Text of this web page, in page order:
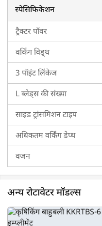
ताकि फसलों को उचित पोषक
एग्रीकोस SCRT-5 के
एग्रीकोस SCRT-5 एक 5
एल ब्लेड की कुल संख्या 36
एग्रीकोस SCRT-5 में
इस रोटावेटर मॉडल का कुल
यहआयशर 557,स्वराज
भारत में एग्रीकोस SCRT-5
भारत में एग्रीकोस SCRT-5
रोटावेटर मॉडल का भरोसेमंद
एग्रीकोस SCRT-5 के लिए
ट्रैक्टरकारवां एग्रीकोस SCRT-5
स्पेसिफिकेशन
ट्रैक्टर पॉवर
वर्किंग विड्थ
3 पॉइंट लिंकेज
L ब्लेड्स की संख्या
साइड ट्रांसमिशन टाइप
अधिकतम वर्किंग डेप्थ
वजन
अन्य रोटावेटर मॉडल्स